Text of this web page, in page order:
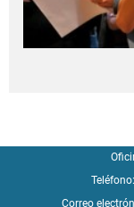
Teléfono:
Correo